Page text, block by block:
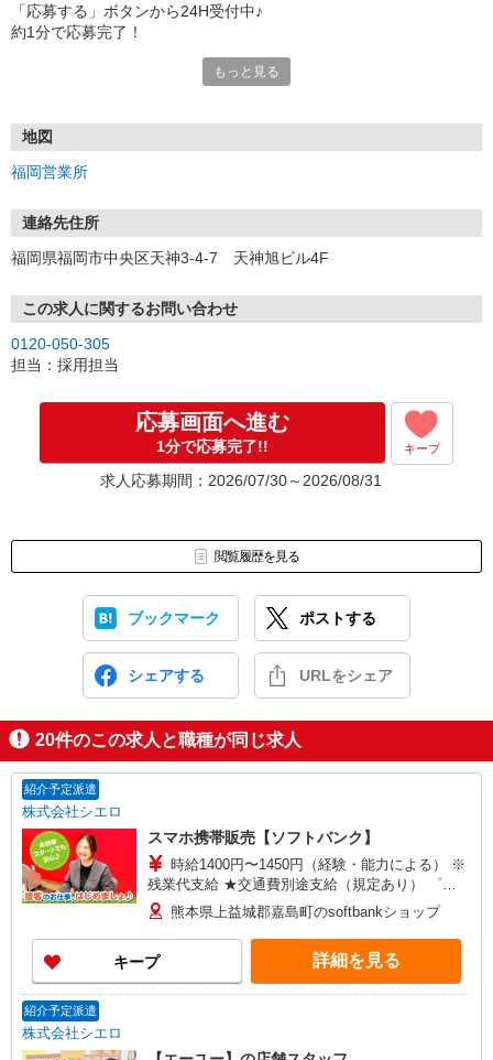
「応募する」ボタンから24H受付中♪
約1分で応募完了！
①応募から3営業日を目安に、メールorお電話でご連絡します。
★スマホでWEB面接（LINEなど）・出張面接・事務所面接と選べま
す
③面接実施（履歴書不要）
※ご希望があれば、職場見学の調整もOKです！
お気軽にご応募ください♪
もっと見る
地図
福岡営業所
連絡先住所
福岡県福岡市中央区天神3-4-7 天神旭ビル4F
この求人に関するお問い合わせ
0120-050-305
担当：採用担当
応募画面へ進む
1分で応募完了!! キープ
求人応募期間：2026/07/30～2026/08/31
閲覧履歴を見る
ブックマーク ポストする
シェアする URLをシェア
20件のこの求人と職種が同じ求人
紹介予定派遣
株式会社シエロ
スマホ携帯販売【ソフトバンク】
時給1400円〜1450円（経験・能力による） ※
残業代支給 ★交通費別途支給（規定あり） ゜
+゜・。○。・゜+゜・。○。・゜+゜ 入社祝い金10
万円支給(規定有) お友達を紹介頂くと, インセンテ
ィブ支給(規定有) ★月2回払い・週払い可能（規程
有）★ ゜・。○。・゜+゜・。○。・゜+゜
熊本県上益城郡嘉島町のsoftbankショップ
キープ 詳細を見る
紹介予定派遣
株式会社シエロ